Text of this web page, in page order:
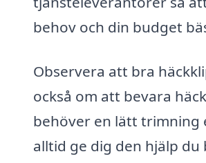
behov och din budget
Observera att bra
också om att bevara
behöver en lätt trimning
alltid ge dig den hjälp du